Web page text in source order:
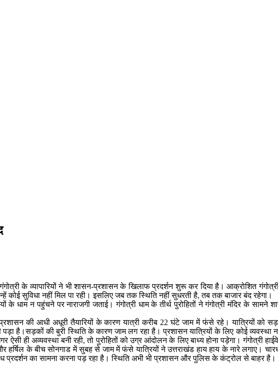
गंगोत्री के व्यापारियों ने भी शासन-प्रशासन के खिलाफ प्रदर्शन शुरू कर दिया है। आक्रोशित
सुविधा नहीं मिल पा रही। इसलिए जब तक स्थिति नहीं सुधरती है, तब तक बाजार बंद रहेगा।
के धाम न पहुंचने पर नाराजगी जताई। गंगोत्री धाम के तीर्थ पुरोहितों ने गंगोत्री मंदिर के
की आधी अधूरी तैयारियों के कारण यात्री करीब 22 घंटे जाम में फंसे रहे। यात्रियों को
है।सड़कों की बुरी स्थिति के कारण जाम लग रहा है। प्रशासन यात्रियों के लिए कोई व्यवस्था
ऐसी ही अव्यवस्था बनी रही, तो पुरोहितों को उग्र आंदोलन के लिए बाध्य होना पड़ेगा। गंगोत्री
हर्षिल के बीच सोनगाड में सुबह से जाम में फंसे यात्रियों ने उत्तराखंड हाय हाय के नारे लगाए।
का सामना करना पड़ रहा है। स्थिति अभी भी प्रशासन और पुलिस के कंट्रोल से बाहर है।